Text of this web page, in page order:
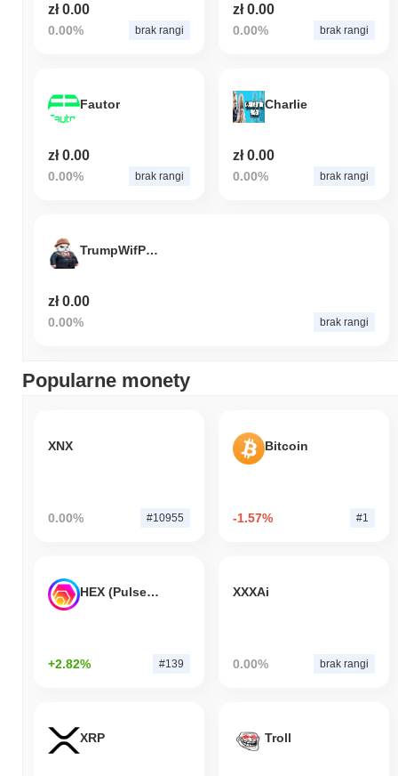
zł 0.00
0.00% brak rangi
zł 0.00
0.00% brak rangi
Fautor
zł 0.00
0.00% brak rangi
Charlie
zł 0.00
0.00% brak rangi
TrumpWifPanda
zł 0.00
0.00% brak rangi
Popularne monety
XNX
0.00% #10955
Bitcoin
-1.57% #1
HEX (Pulsechain)
+2.82% #139
XXXAi
0.00% brak rangi
XRP Troll